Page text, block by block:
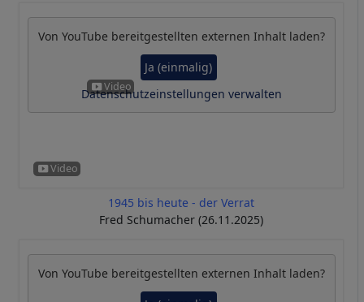
Von YouTube bereitgestellten externen Inhalt laden?
Ja (einmalig)
Datenschutzeinstellungen verwalten
1945 bis heute - der Verrat
Fred Schumacher (26.11.2025)
Von YouTube bereitgestellten externen Inhalt laden?